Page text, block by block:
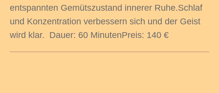
entspannten Gemütszustand innerer Ruhe.Schlaf
und Konzentration verbessern sich und der Geist
wird klar. Dauer: 60 MinutenPreis: 140 €